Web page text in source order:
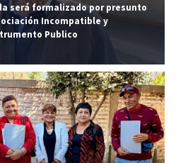
será formalizado por presunto
Incompatible y
Publico